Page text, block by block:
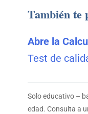
También te
Abre la
Test de
Solo educativo –
edad. Consulta a